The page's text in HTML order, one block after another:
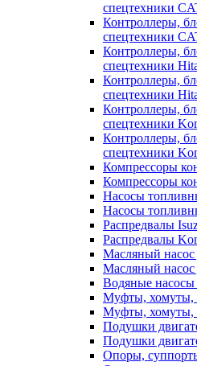
спецтехники
Контроллеры,
спецтехники
Контроллеры,
спецтехники
Контроллеры,
спецтехники
Контроллеры,
спецтехники
Контроллеры,
спецтехники
Компрессоры
Компрессоры
Насосы
Насосы
Распредвалы
Распредвалы
Масляный насос
Масляный насос
Водяные
Муфты, хомуты,
Муфты, хомуты,
Подушки
Подушки
Опоры,